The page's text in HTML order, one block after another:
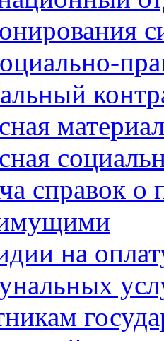
справок о
на